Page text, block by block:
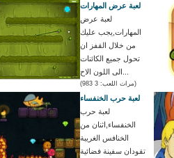
لعبة عرض المهارات
لعبة عرض
المهارات,يجب عليك
من خلال القفز ان
تحول جميع الكائنات
(مرات اللعب: 3 983)
لعبة حرب الخنفساء
لعبة حرب
الخنفساء,اثنان من
الخنافس الغريبة
تقودان سفينة فضائية